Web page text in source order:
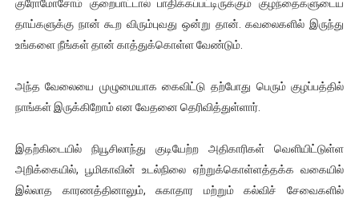
குரோமோசோம் குறைபாட்டால் பாதிக்கப்பட்டிருக்கும் குழந்தைகளுடைய
தாய்களுக்கு நான் கூற விரும்புவது ஒன்று தான். கவலைகளில் இருந்து
உங்களை நீங்கள் தான் காத்துக்கொள்ள வேண்டும்.
அந்த வேலையை முழுமையாக கைவிட்டு தற்போது பெரும் குழப்பத்தில்
நாங்கள் இருக்கிறோம் என வேதனை தெரிவித்துள்ளார்.
இதற்கிடையில் நியூசிலாந்து குடியேற்ற அதிகாரிகள் வெளியிட்டுள்ள
அறிக்கையில், பூமிகாவின் உடல்நிலை ஏற்றுக்கொள்ளத்தக்க வகையில்
இல்லாத காரணத்தினாலும், சுகாதார மற்றும் கல்விச் சேவைகளில்